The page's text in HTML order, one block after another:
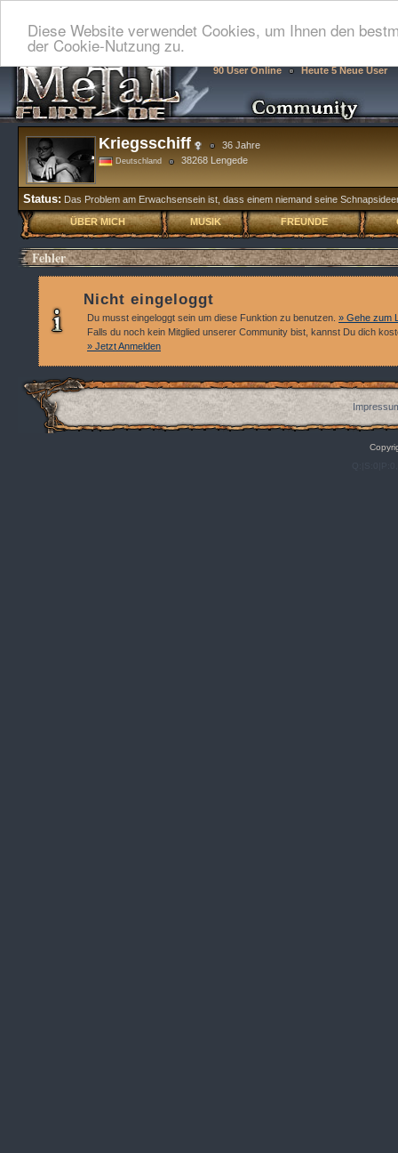
Diese Website verwendet Cookies, um Ihnen den
der Cookie-Nutzung zu.
90 User Online Heute 5 Neue User
Kriegsschiff 36 Jahre
Deutschland 38268 Lengede
Status: Das Problem am Erwachsensein ist, dass einem niemand seine
ÜBER MICH MUSIK FREUNDE
Fehler
Nicht eingeloggt
Du musst eingeloggt sein um diese Funktion zu benutzen. » Gehe zum
Falls du noch kein Mitglied unserer Community bist, kannst Du dich
» Jetzt Anmelden